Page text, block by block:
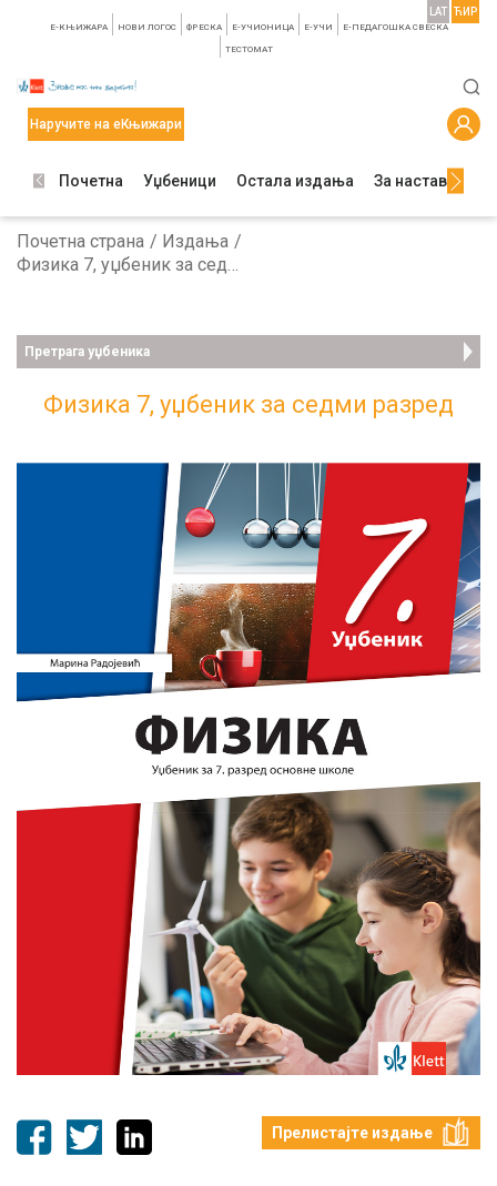
E-КЊИЖАРА НОВИ ЛОГОС ФРЕСКА E-УЧИОНИЦА E-УЧИ Е-ПЕДАГОШКА СВЕСКА
TЕСТОМАТ
LAT ЋИР
Наручите на еКњижари
Почетна Уџбеници Остала издања За наставнике
Почетна страна
Издања
Физика 7, уџбеник за седми разред
Претрага уџбеника
Физика 7, уџбеник за седми разред
Прелистајте издање